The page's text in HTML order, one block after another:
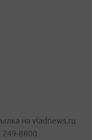
на vladnews.ru
249-8800